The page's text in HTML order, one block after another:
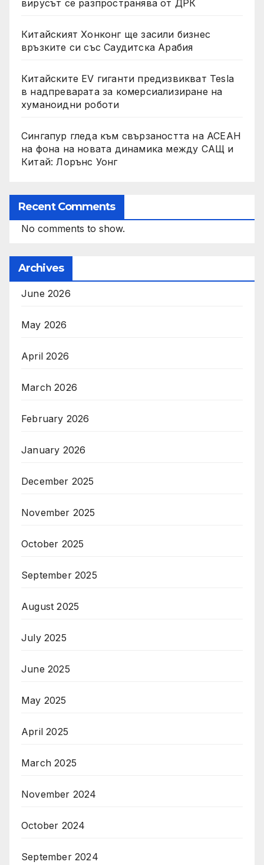
вирусът се разпространява от ДРК
Китайският Хонконг ще засили бизнес
връзките си със Саудитска Арабия
Китайските EV гиганти предизвикват Tesla
в надпреварата за комерсиализиране на
хуманоидни роботи
Сингапур гледа към свързаността на АСЕАН
на фона на новата динамика между САЩ и
Китай: Лорънс Уонг
Recent Comments
No comments to show.
Archives
June 2026
May 2026
April 2026
March 2026
February 2026
January 2026
December 2025
November 2025
October 2025
September 2025
August 2025
July 2025
June 2025
May 2025
April 2025
March 2025
November 2024
October 2024
September 2024